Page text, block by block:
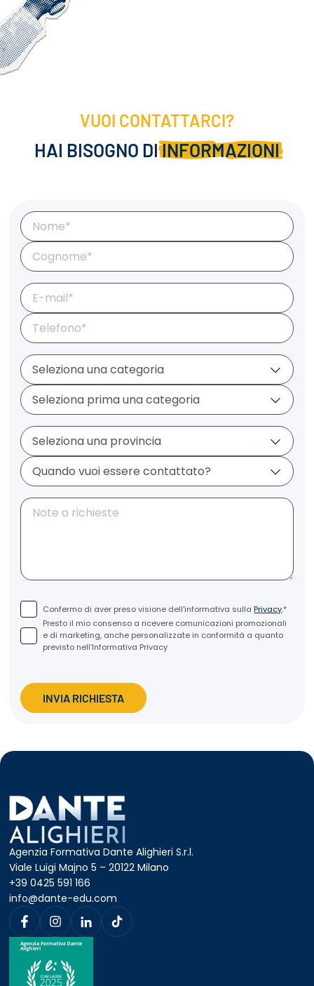
VUOI CONTATTARCI?
HAI BISOGNO DIINFORMAZIONI
Confermo di aver preso visione dell'informativa sullaPrivacy.*
Presto il mio consenso a ricevere comunicazioni promozionali
e di marketing, anche personalizzate in conformità a quanto
previsto nell’Informativa Privacy
INVIA RICHIESTA
Agenzia Formativa Dante Alighieri S.r.l.
Viale Luigi Majno 5 – 20122 Milano
+39 0425 591 166
info@dante-edu.com